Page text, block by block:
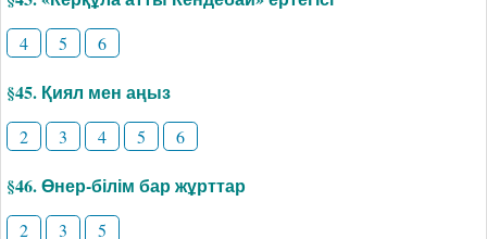
4 5 6
§45. Қиял мен аңыз
2 3 4 5 6
§46. Өнер-білім бар жұрттар
2 3 5